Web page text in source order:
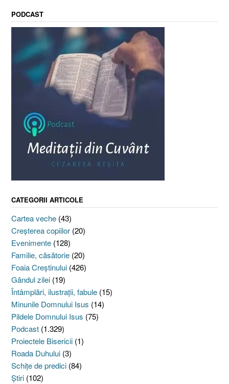
PODCAST
CATEGORII ARTICOLE
Cartea veche (43)
Creşterea copiilor (20)
Evenimente (128)
Familie, căsătorie (20)
Foaia Creştinului (426)
Gândul zilei (19)
Întâmplări, ilustraţii, fabule (15)
Minunile Domnului Isus (14)
Pildele Domnului Isus (75)
Podcast (1.329)
Proiectele Bisericii (1)
Roada Duhului (3)
Schiţe de predici (84)
Ştiri (102)